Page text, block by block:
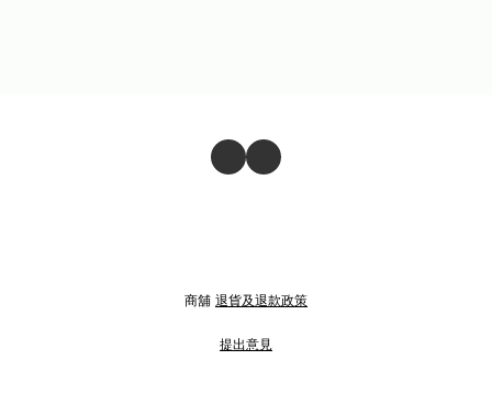
商舖 退貨及退款政策
提出意見